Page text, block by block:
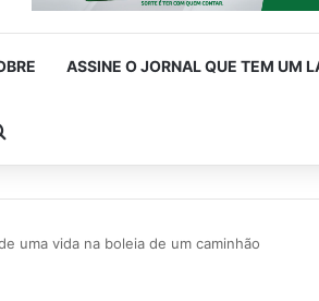
ASSINE O JORNAL QUE TEM UM
skin
uma vida na boleia de um caminhão